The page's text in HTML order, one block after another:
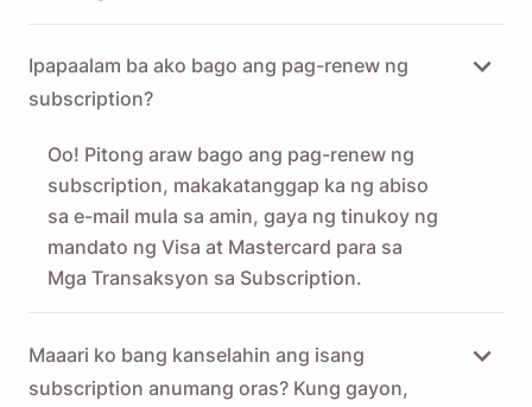
Ipapaalam ba ako bago ang pag-renew ng
subscription?
Oo! Pitong araw bago ang pag-renew ng
subscription, makakatanggap ka ng abiso
sa e-mail mula sa amin, gaya ng tinukoy ng
mandato ng Visa at Mastercard para sa
Mga Transaksyon sa Subscription.
Maaari ko bang kanselahin ang isang
subscription anumang oras? Kung gayon,